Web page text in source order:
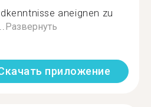
aneignen zu
Развернуть
приложение